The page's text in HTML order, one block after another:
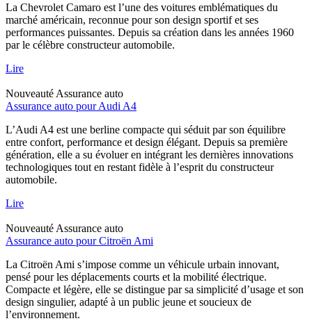
La Chevrolet Camaro est l’une des voitures emblématiques du
marché américain, reconnue pour son design sportif et ses
performances puissantes. Depuis sa création dans les années 1960
par le célèbre constructeur automobile.
Lire
Nouveauté Assurance auto
Assurance auto pour Audi A4
L’Audi A4 est une berline compacte qui séduit par son équilibre
entre confort, performance et design élégant. Depuis sa première
génération, elle a su évoluer en intégrant les dernières innovations
technologiques tout en restant fidèle à l’esprit du constructeur
automobile.
Lire
Nouveauté Assurance auto
Assurance auto pour Citroën Ami
La Citroën Ami s’impose comme un véhicule urbain innovant,
pensé pour les déplacements courts et la mobilité électrique.
Compacte et légère, elle se distingue par sa simplicité d’usage et son
design singulier, adapté à un public jeune et soucieux de
l’environnement.